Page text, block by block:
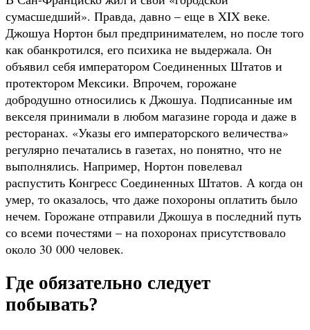
сумасшедший». Правда, давно – еще в XIX веке.
Джошуа Нортон был предпринимателем, но после того
как обанкротился, его психика не выдержала. Он
объявил себя императором Соединенных Штатов и
протектором Мексики. Впрочем, горожане
добродушно относились к Джошуа. Подписанные им
векселя принимали в любом магазине города и даже в
ресторанах. «Указы его императорского величества»
регулярно печатались в газетах, но понятно, что не
выполнялись. Например, Нортон повелевал
распустить Конгресс Соединенных Штатов. А когда он
умер, то оказалось, что даже похороны оплатить было
нечем. Горожане отправили Джошуа в последний путь
со всеми почестями – на похоронах присутствовало
около 30 000 человек.
Где обязательно следует
побывать?